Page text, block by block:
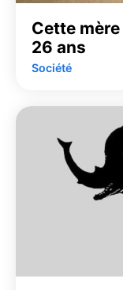
Cette mère
26 ans
Société